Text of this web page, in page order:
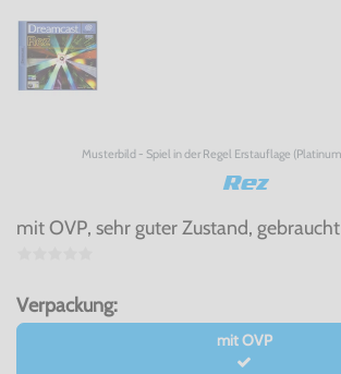
Musterbild - Spiel in der Regel Erstauflage
Rez
mit OVP, sehr guter Zustand, gebraucht
Verpackung:
mit OVP